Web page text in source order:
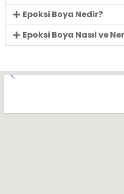
Epoksi Boya Nedir?
Epoksi Boya Nasıl ve